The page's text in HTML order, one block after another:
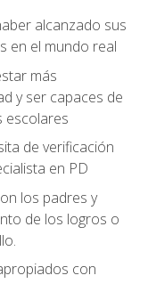
alcanzado sus
en el mundo real
más
y ser capaces de
escolares
de verificación
en PD
los padres y
de los logros o
con